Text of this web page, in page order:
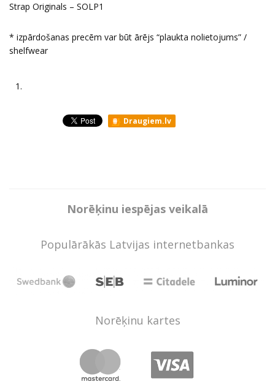
Strap Originals ‎– SOLP1
* izpārdošanas precēm var būt ārējs “plaukta nolietojums” /
shelfwear
1.
Draugiem.lv
Norēķinu iespējas veikalā
Populārākās Latvijas internetbankas
Norēķinu kartes